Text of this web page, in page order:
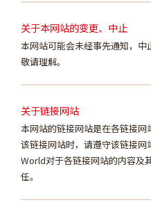
关于本网站的变更、中止
本网站可能会未经事先通知，中
敬请理解。
关于链接网站
本网站的链接网站是在各链接
该链接网站时，请遵守该链接
World对于各链接网站的内容及
任。